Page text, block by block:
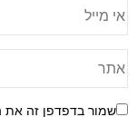
שמור בדפדפן זה את